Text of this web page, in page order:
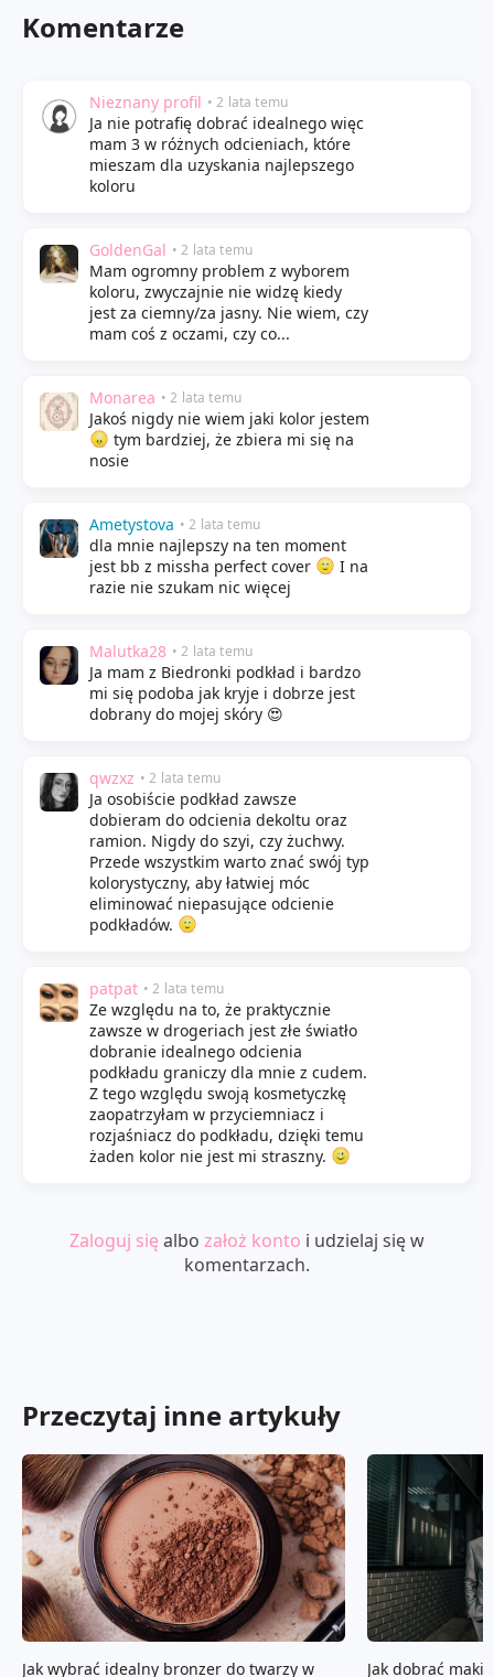
Komentarze
Nieznany profil • 2 lata temu
Ja nie potrafię dobrać idealnego więc
mam 3 w różnych odcieniach, które
mieszam dla uzyskania najlepszego
koloru
GoldenGal • 2 lata temu
Mam ogromny problem z wyborem
koloru, zwyczajnie nie widzę kiedy
jest za ciemny/za jasny. Nie wiem, czy
mam coś z oczami, czy co...
Monarea • 2 lata temu
Jakoś nigdy nie wiem jaki kolor jestem
tym bardziej, że zbiera mi się na
nosie
Ametystova • 2 lata temu
dla mnie najlepszy na ten moment
jest bb z missha perfect cover
I na
razie nie szukam nic więcej
Malutka28 • 2 lata temu
Ja mam z Biedronki podkład i bardzo
mi się podoba jak kryje i dobrze jest
dobrany do mojej skóry 😍
qwzxz • 2 lata temu
Ja osobiście podkład zawsze
dobieram do odcienia dekoltu oraz
ramion. Nigdy do szyi, czy żuchwy.
Przede wszystkim warto znać swój typ
kolorystyczny, aby łatwiej móc
eliminować niepasujące odcienie
podkładów.
patpat • 2 lata temu
Ze względu na to, że praktycznie
zawsze w drogeriach jest złe światło
dobranie idealnego odcienia
podkładu graniczy dla mnie z cudem.
Z tego względu swoją kosmetyczkę
zaopatrzyłam w przyciemniacz i
rozjaśniacz do podkładu, dzięki temu
żaden kolor nie jest mi straszny.
Zaloguj się albo założ konto i udzielaj się w
komentarzach.
Przeczytaj inne artykuły
Jak wybrać idealny bronzer do twarzy w Jak dobrać